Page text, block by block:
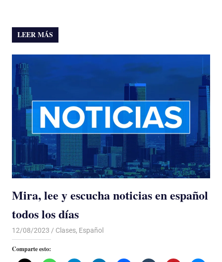
LEER MÁS
Mira, lee y escucha noticias en español
todos los días
12/08/2023 De todo un Poco
Clases, Español
Comparte esto: